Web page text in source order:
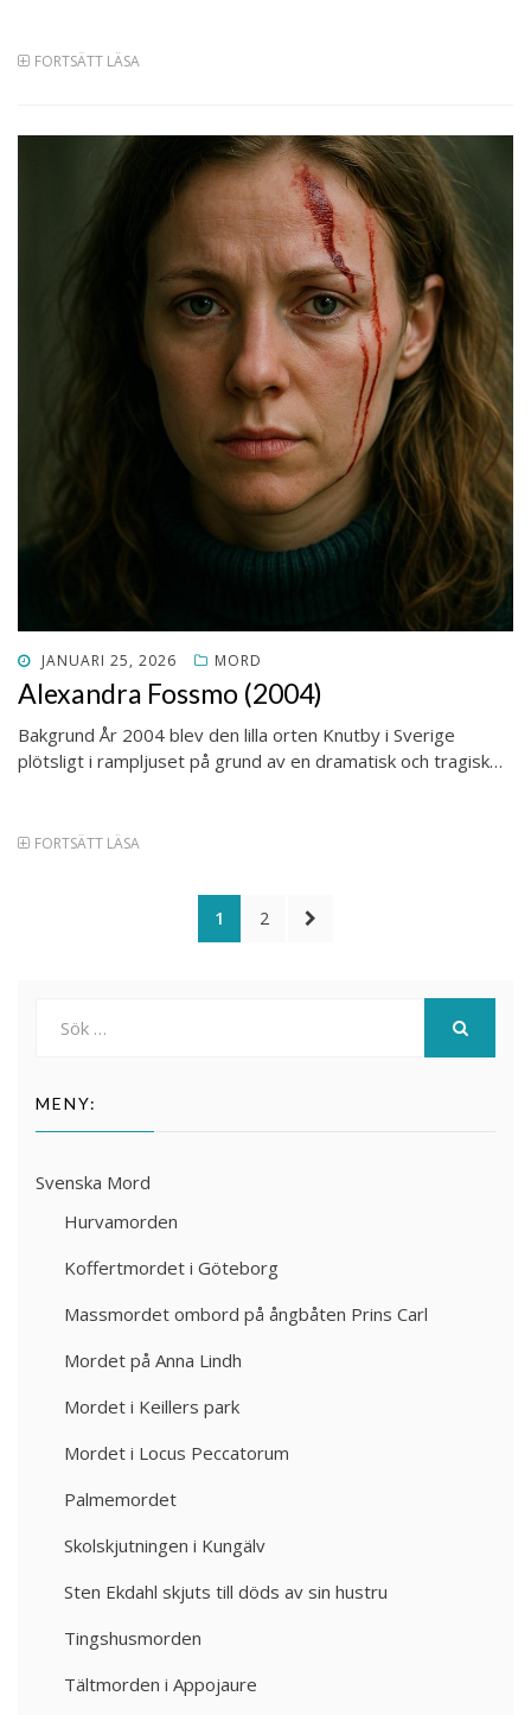
FORTSÄTT LÄSA
PUBLICERAT
DEN
JANUARI 25, 2026 MORD
Alexandra Fossmo (2004)
Bakgrund År 2004 blev den lilla orten Knutby i Sverige
plötsligt i rampljuset på grund av en dramatisk och tragisk…
FORTSÄTT LÄSA
SIDA
1 SIDA
2
NÄSTA
efter:
MENY:
Svenska Mord
Hurvamorden
Koffertmordet i Göteborg
Massmordet ombord på ångbåten Prins Carl
Mordet på Anna Lindh
Mordet i Keillers park
Mordet i Locus Peccatorum
Palmemordet
Skolskjutningen i Kungälv
Sten Ekdahl skjuts till döds av sin hustru
Tingshusmorden
Tältmorden i Appojaure